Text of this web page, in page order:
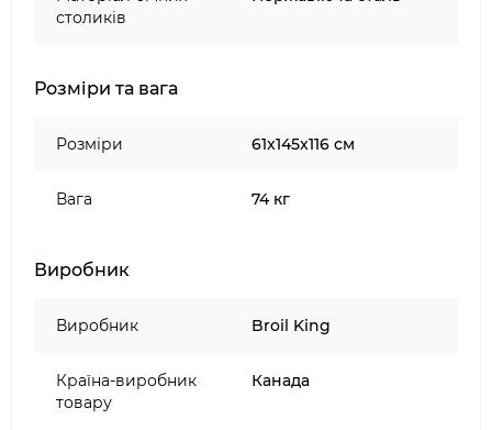
столиків
Розміри та вага
Розміри 61x145x116 см
Вага 74 кг
Виробник
Виробник Broil King
Країна-виробник
товару
Канада